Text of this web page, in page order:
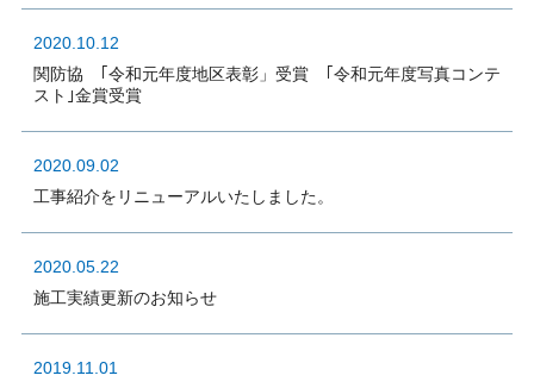
2020.10.12
関防協 ｢令和元年度地区表彰」受賞 ｢令和元年度写真コンテ
スト｣金賞受賞
2020.09.02
工事紹介をリニューアルいたしました。
2020.05.22
施工実績更新のお知らせ
2019.11.01